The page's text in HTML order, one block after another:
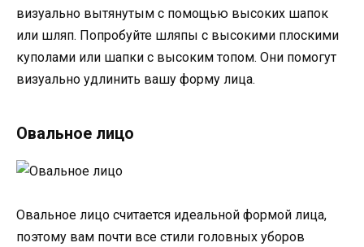
визуально вытянутым с помощью высоких шапок
или шляп. Попробуйте шляпы с высокими плоскими
куполами или шапки с высоким топом. Они помогут
визуально удлинить вашу форму лица.
Овальное лицо
Овальное лицо считается идеальной формой лица,
поэтому вам почти все стили головных уборов